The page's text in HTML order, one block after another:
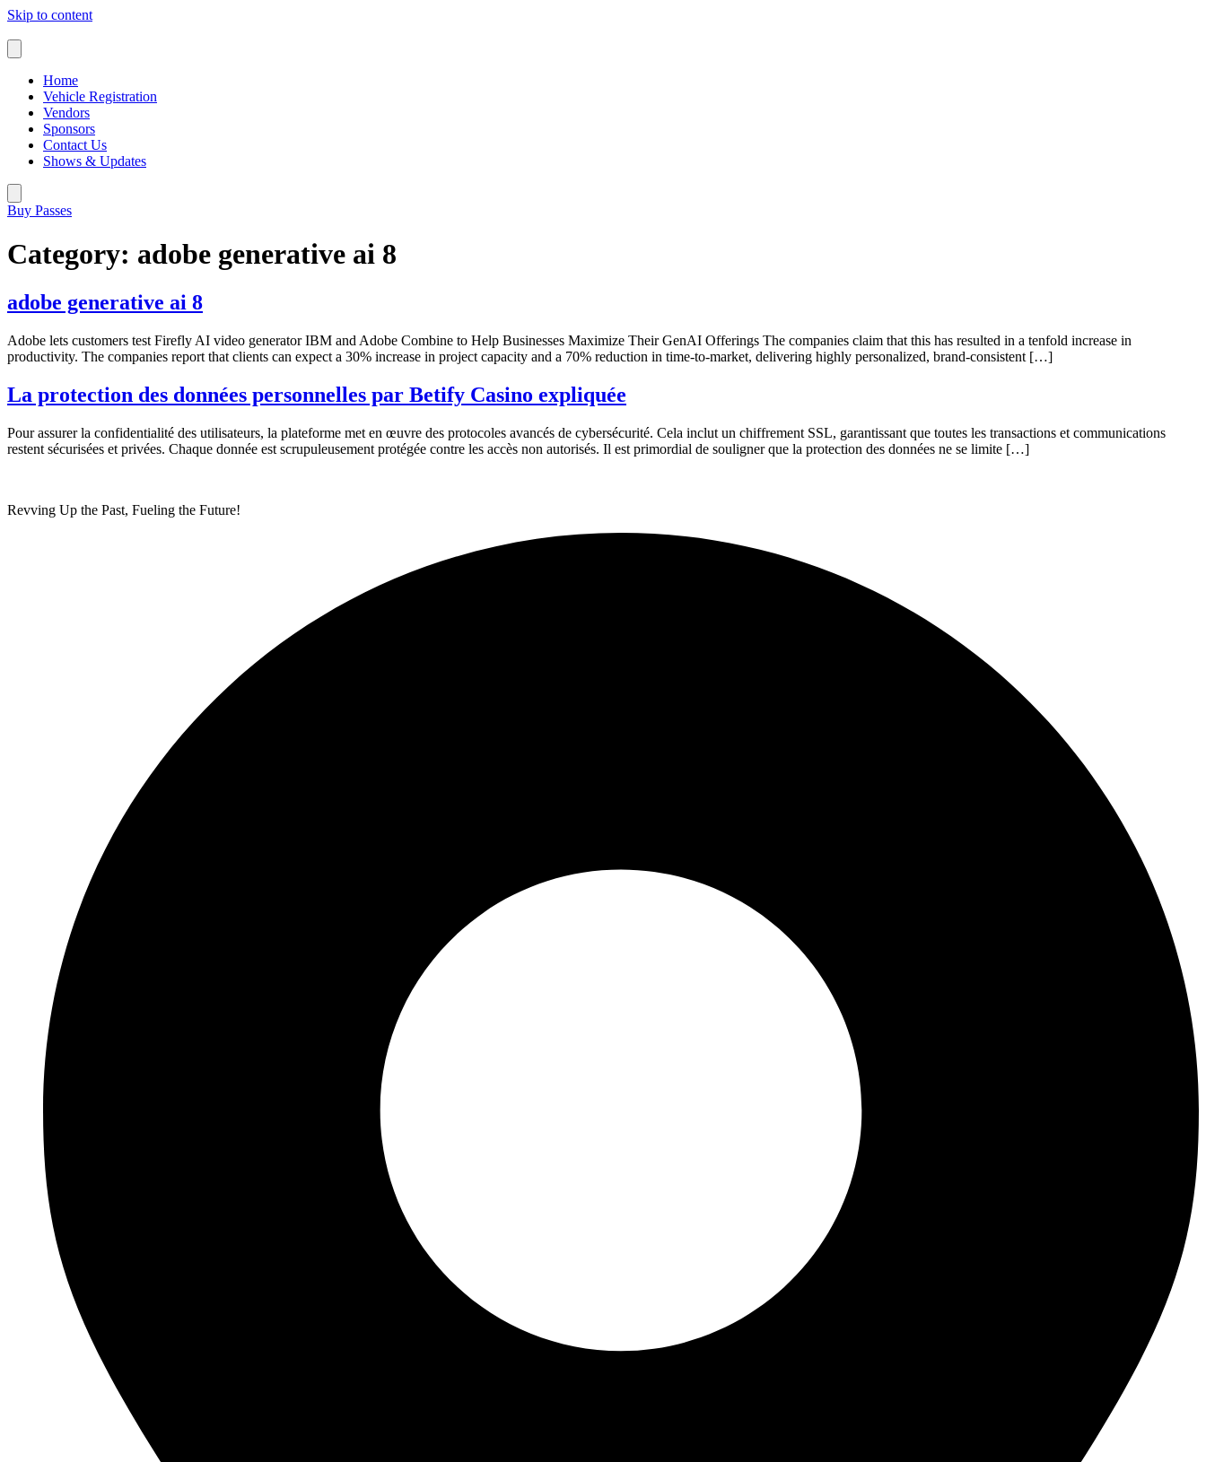
Skip to content
Home
Vehicle Registration
Vendors
Sponsors
Contact Us
Shows & Updates
Buy Passes
Category: adobe generative ai 8
adobe generative ai 8
Adobe lets customers test Firefly AI video generator IBM and Adobe Combine to Help Businesses Maximize Their GenAI Offerings The companies claim that this has resulted in a tenfold increase in
productivity. The companies report that clients can expect a 30% increase in project capacity and a 70% reduction in time-to-market, delivering highly personalized, brand-consistent […]
La protection des données personnelles par Betify Casino expliquée
Pour assurer la confidentialité des utilisateurs, la plateforme met en œuvre des protocoles avancés de cybersécurité. Cela inclut un chiffrement SSL, garantissant que toutes les transactions et communications
restent sécurisées et privées. Chaque donnée est scrupuleusement protégée contre les accès non autorisés. Il est primordial de souligner que la protection des données ne se limite […]
Revving Up the Past, Fueling the Future!